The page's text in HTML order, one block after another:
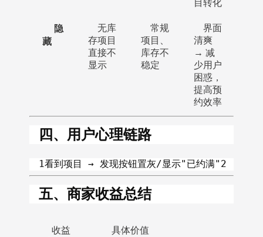
目转化
隐
藏
无库
存项目
直接不
显示
常规
项目、
库存不
稳定
界面
清爽
→ 减
少用户
困惑，
提高预
约效率
四、用户心理链路
1看到项目 → 发现按钮置灰/显示"已约满"2
五、商家收益总结
收益
具体价值